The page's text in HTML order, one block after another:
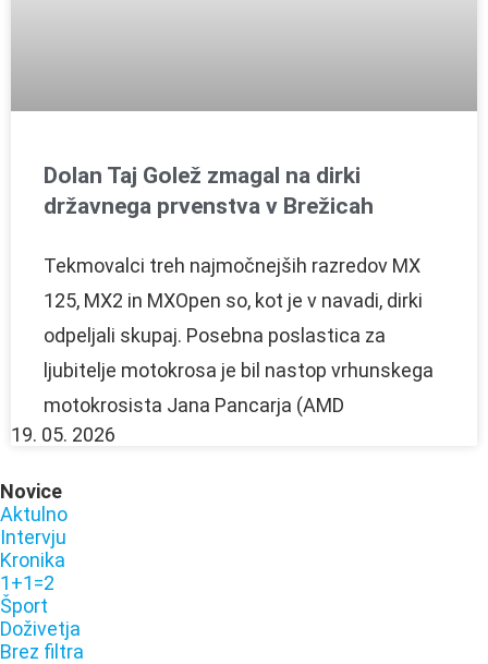
Dolan Taj Golež zmagal na dirki
državnega prvenstva v Brežicah
Tekmovalci treh najmočnejših razredov MX
125, MX2 in MXOpen so, kot je v navadi, dirki
odpeljali skupaj. Posebna poslastica za
ljubitelje motokrosa je bil nastop vrhunskega
motokrosista Jana Pancarja (AMD
19. 05. 2026
Novice
Aktulno
Intervju
Kronika
1+1=2
Šport
Doživetja
Brez filtra